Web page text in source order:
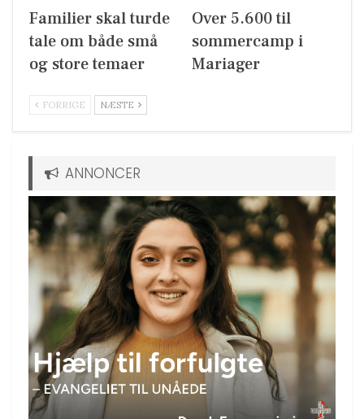
Familier skal turde
tale om både små
og store temaer
Over 5.600 til
sommercamp i
Mariager
FORRIGE NÆSTE
ANNONCER